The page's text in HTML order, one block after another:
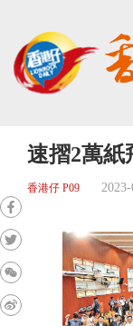
速摺2萬紙
香港仔 P09